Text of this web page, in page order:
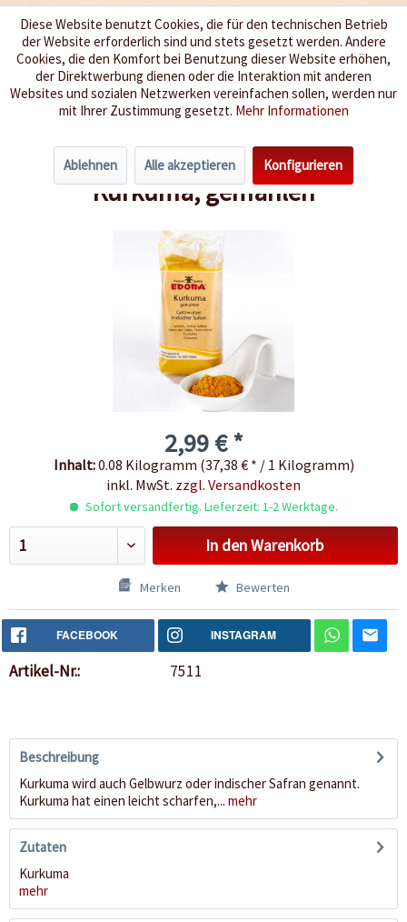
Wir würzen Ihr Leben
Menü
Übersicht Einzelgewürze
Kurkuma, gemahlen
2,99 € *
Inhalt:0.08 Kilogramm (37,38 € * / 1 Kilogramm)
inkl. MwSt. zzgl. Versandkosten
Sofort versandfertig. Lieferzeit: 1-2 Werktage.
In denWarenkorb
Merken Bewerten
FACEBOOK INSTAGRAM
Artikel-Nr.: 7511
Beschreibung
Kurkuma wird auch Gelbwurz oder indischer Safran genannt.
Kurkuma hat einen leicht scharfen,... mehr
Zutaten
Kurkuma
mehr
Diese Website benutzt Cookies, die für den technischen Betrieb
der Website erforderlich sind und stets gesetzt werden. Andere
Cookies, die den Komfort bei Benutzung dieser Website erhöhen,
der Direktwerbung dienen oder die Interaktion mit anderen
Websites und sozialen Netzwerken vereinfachen sollen, werden nur
mit Ihrer Zustimmung gesetzt. Mehr Informationen
Ablehnen Alle akzeptieren Konfigurieren